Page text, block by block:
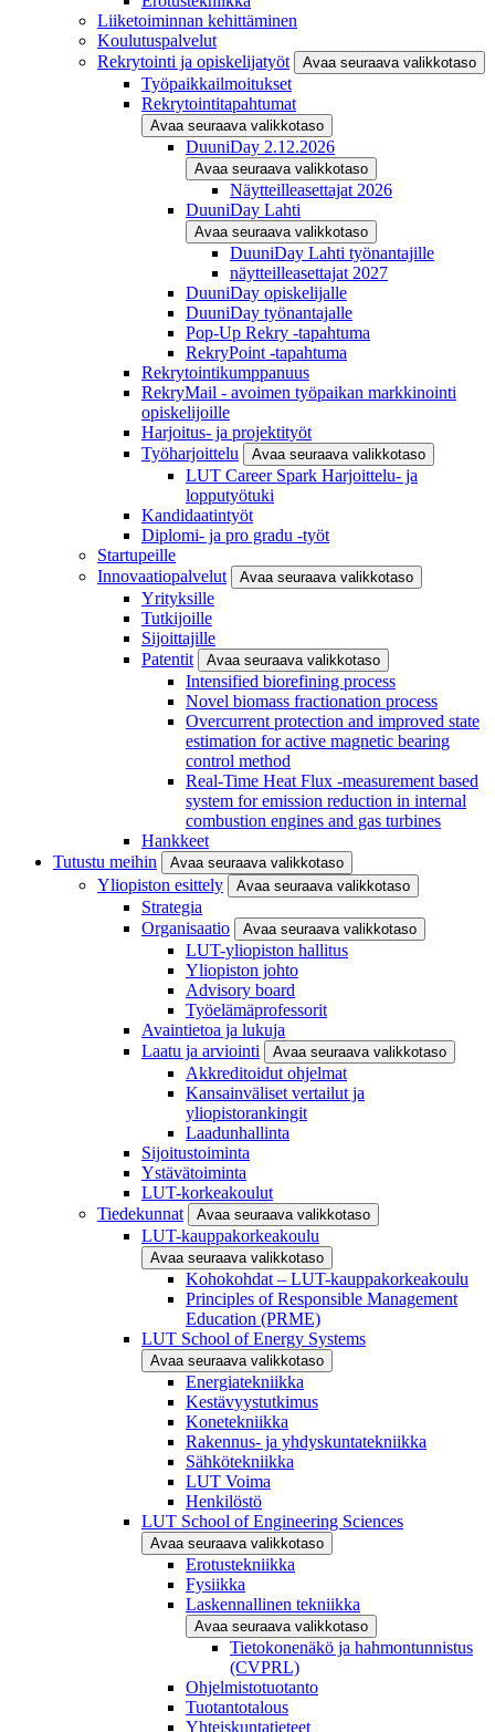
Liiketoiminnan kehittäminen
Koulutuspalvelut
Rekrytointi ja opiskelijatyöt
Avaa seuraava valikkotaso
Työpaikkailmoitukset
Rekrytointitapahtumat
Avaa seuraava valikkotaso
DuuniDay 2.12.2026
Avaa seuraava valikkotaso
Näytteilleasettajat 2026
DuuniDay Lahti
Avaa seuraava valikkotaso
DuuniDay Lahti työnantajille
näytteilleasettajat 2027
DuuniDay opiskelijalle
DuuniDay työnantajalle
Pop-Up Rekry -tapahtuma
RekryPoint -tapahtuma
Rekrytointikumppanuus
RekryMail - avoimen työpaikan markkinointi
opiskelijoille
Harjoitus- ja projektityöt
Työharjoittelu
Avaa seuraava valikkotaso
LUT Career Spark Harjoittelu- ja
lopputyötuki
Kandidaatintyöt
Diplomi- ja pro gradu -työt
Startupeille
Innovaatiopalvelut
Avaa seuraava valikkotaso
Yrityksille
Tutkijoille
Sijoittajille
Patentit
Avaa seuraava valikkotaso
Intensified biorefining process
Novel biomass fractionation process
Overcurrent protection and improved state
estimation for active magnetic bearing
control method
Real-Time Heat Flux -measurement based
system for emission reduction in internal
combustion engines and gas turbines
Hankkeet
Tutustu meihin
Avaa seuraava valikkotaso
Yliopiston esittely Avaa seuraava valikkotaso
Strategia
Organisaatio
Avaa seuraava valikkotaso
LUT-yliopiston hallitus
Yliopiston johto
Advisory board
Työelämäprofessorit
Avaintietoa ja lukuja
Laatu ja arviointi
Avaa seuraava valikkotaso
Akkreditoidut ohjelmat
Kansainväliset vertailut ja
yliopistorankingit
Laadunhallinta
Sijoitustoiminta
Ystävätoiminta
LUT-korkeakoulut
Tiedekunnat
Avaa seuraava valikkotaso
LUT-kauppakorkeakoulu
Avaa seuraava valikkotaso
Kohokohdat – LUT-kauppakorkeakoulu
Principles of Responsible Management
Education (PRME)
LUT School of Energy Systems
Avaa seuraava valikkotaso
Energiatekniikka
Kestävyystutkimus
Konetekniikka
Rakennus- ja yhdyskuntatekniikka
Sähkötekniikka
LUT Voima
Henkilöstö
LUT School of Engineering Sciences
Avaa seuraava valikkotaso
Erotustekniikka
Fysiikka
Laskennallinen tekniikka
Avaa seuraava valikkotaso
Tietokonenäkö ja hahmontunnistus
(CVPRL)
Ohjelmistotuotanto
Tuotantotalous
Yhteiskuntatieteet